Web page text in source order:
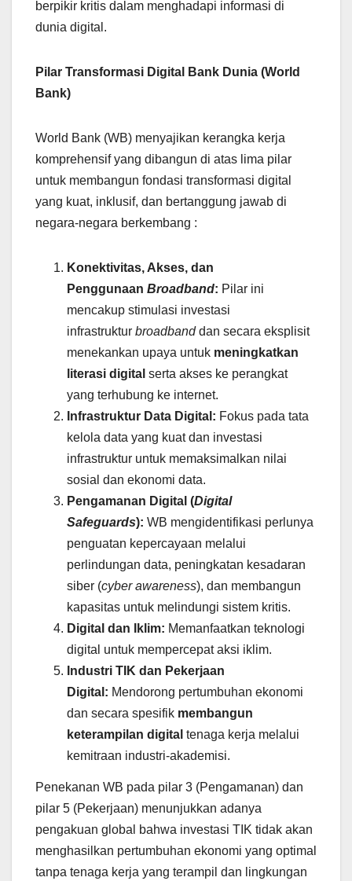
berpikir kritis dalam menghadapi informasi di
dunia digital.
Pilar Transformasi Digital Bank Dunia (World
Bank)
World Bank (WB) menyajikan kerangka kerja
komprehensif yang dibangun di atas lima pilar
untuk membangun fondasi transformasi digital
yang kuat, inklusif, dan bertanggung jawab di
negara-negara berkembang :
Konektivitas, Akses, dan
Penggunaan Broadband: Pilar ini
mencakup stimulasi investasi
infrastruktur broadbanddan secara eksplisit
menekankan upaya untuk meningkatkan
literasi digital serta akses ke perangkat
yang terhubung ke internet.
Infrastruktur Data Digital: Fokus pada tata
kelola data yang kuat dan investasi
infrastruktur untuk memaksimalkan nilai
sosial dan ekonomi data.
Pengamanan Digital (Digital
Safeguards): WB mengidentifikasi perlunya
penguatan kepercayaan melalui
perlindungan data, peningkatan kesadaran
siber (cyber awareness), dan membangun
kapasitas untuk melindungi sistem kritis.
Digital dan Iklim: Memanfaatkan teknologi
digital untuk mempercepat aksi iklim.
Industri TIK dan Pekerjaan
Digital: Mendorong pertumbuhan ekonomi
dan secara spesifik membangun
keterampilan digital tenaga kerja melalui
kemitraan industri-akademisi.
Penekanan WB pada pilar 3 (Pengamanan) dan
pilar 5 (Pekerjaan) menunjukkan adanya
pengakuan global bahwa investasi TIK tidak akan
menghasilkan pertumbuhan ekonomi yang optimal
tanpa tenaga kerja yang terampil dan lingkungan